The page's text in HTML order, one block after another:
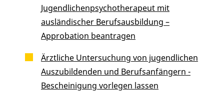
Jugendlichenpsychotherapeut mit
ausländischer Berufsausbildung –
Approbation beantragen
Ärztliche Untersuchung von jugendlichen
Auszubildenden und Berufsanfängern -
Bescheinigung vorlegen lassen